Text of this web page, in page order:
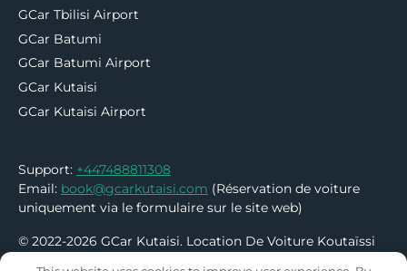
GCar Tbilisi Airport
GCar Batumi
GCar Batumi Airport
GCar Kutaisi
GCar Kutaisi Airport
Support: +447488811308
Email: book@gcarkutaisi.com (Réservation de voiture
uniquement via le formulaire sur le site web)
© 2022-2026 GCar Kutaisi. Location De Voiture Koutaïssi